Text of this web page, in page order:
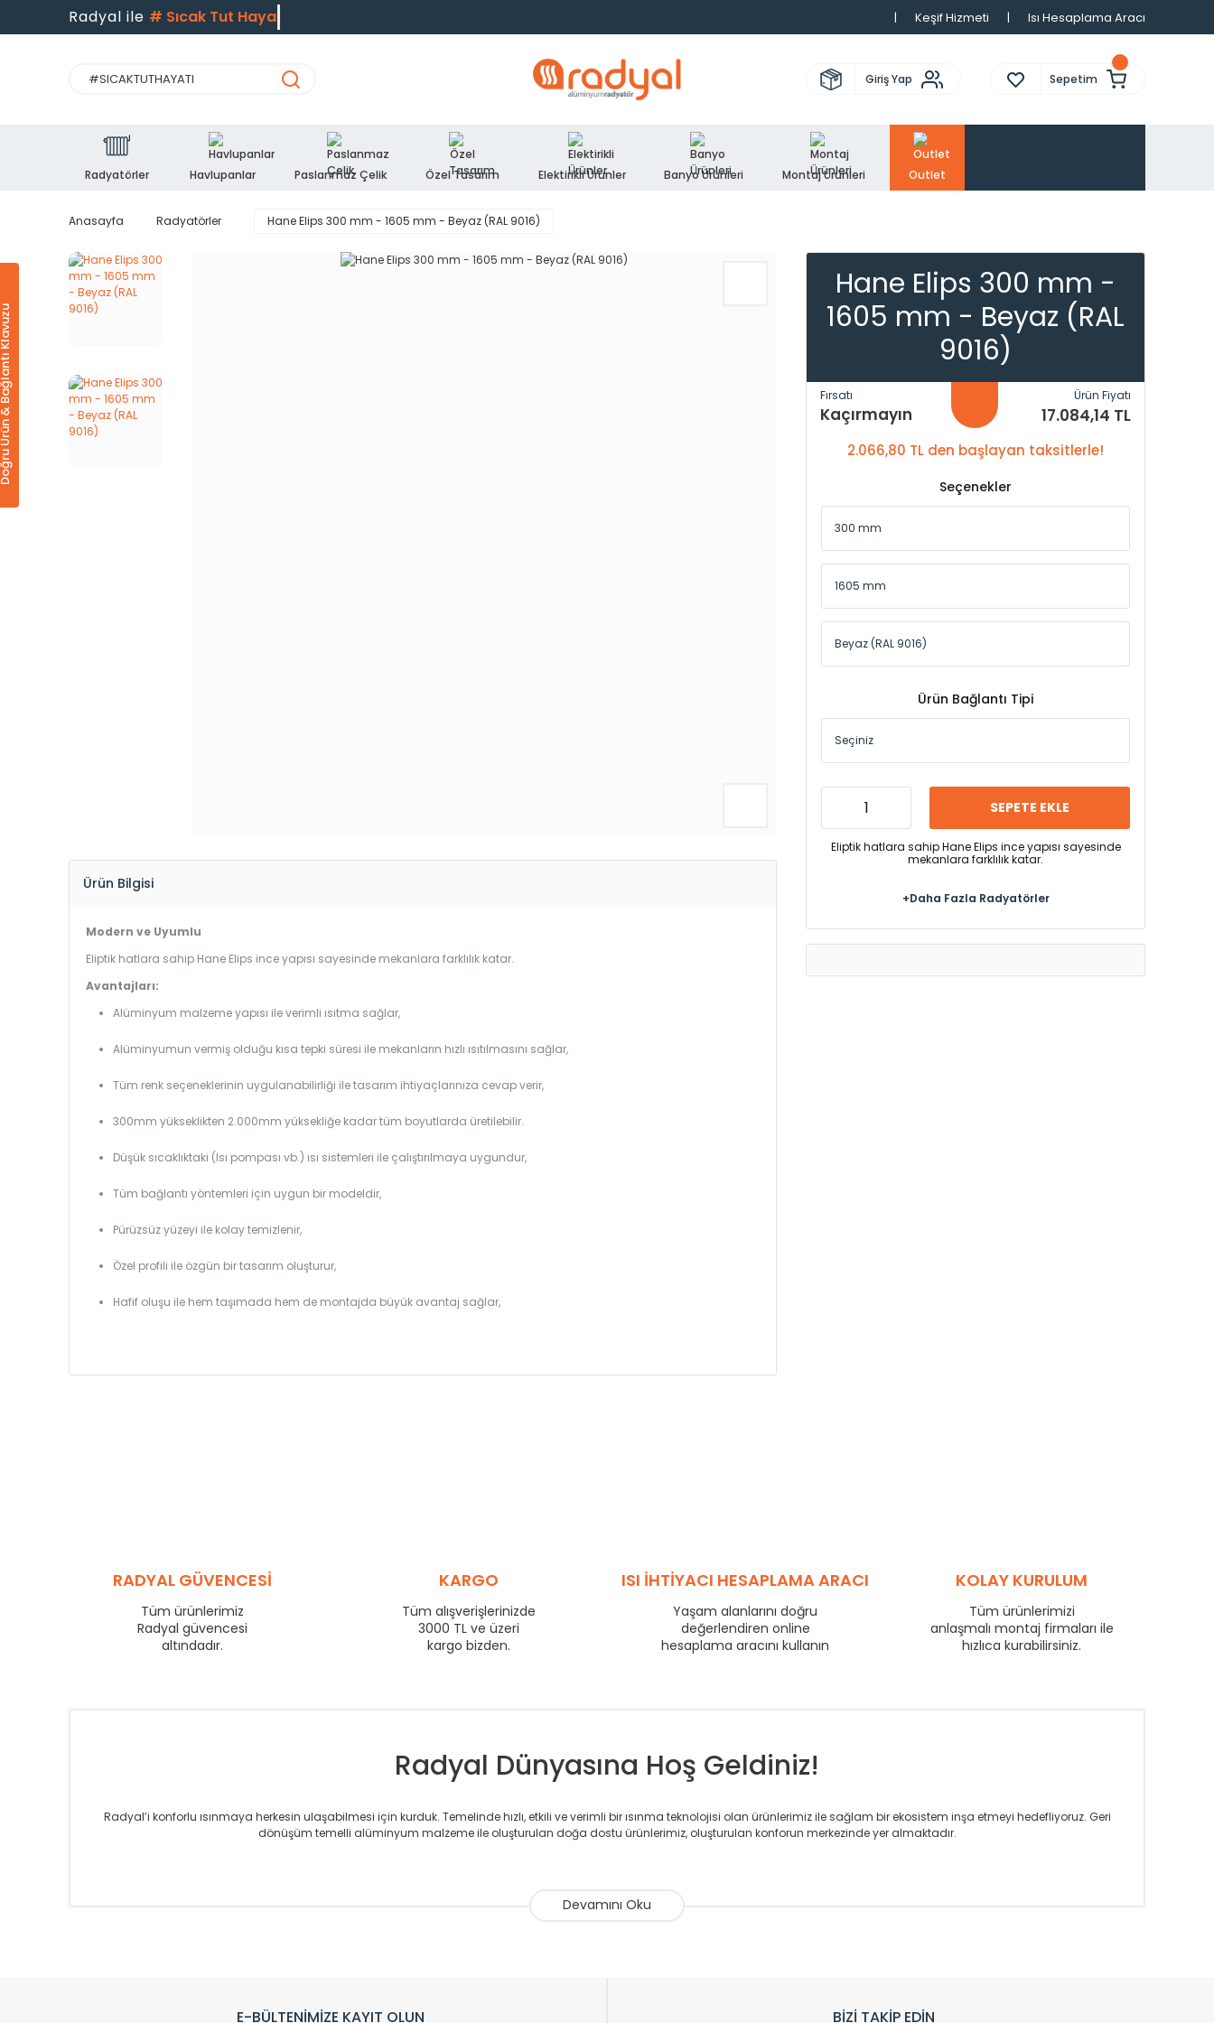
Radyal ile # Sıcak Tut Hayatı | Keşif Hizmeti | Isı Hesaplama Aracı
Giriş Yap Sepetim
Radyatörler Havlupanlar Paslanmaz Çelik Özel Tasarım Elektirikli Ürünler Banyo Ürünleri Montaj Ürünleri Outlet
Klavuzu
Anasayfa Radyatörler Hane Elips 300 mm - 1605 mm - Beyaz (RAL 9016)
Ürün Bilgisi
Modern ve Uyumlu
Eliptik hatlara sahip Hane Elips ince yapısı sayesinde mekanlara farklılık katar.
Avantajları:
Alüminyum malzeme yapısı ile verimli ısıtma sağlar,
Alüminyumun vermiş olduğu kısa tepki süresi ile mekanların hızlı ısıtılmasını sağlar,
Tüm renk seçeneklerinin uygulanabilirliği ile tasarım ihtiyaçlarınıza cevap verir,
300mm yükseklikten 2.000mm yüksekliğe kadar tüm boyutlarda üretilebilir.
Düşük sıcaklıktaki (Isı pompası vb.) ısı sistemleri ile çalıştırılmaya uygundur,
Tüm bağlantı yöntemleri için uygun bir modeldir,
Pürüzsüz yüzeyi ile kolay temizlenir,
Özel profili ile özgün bir tasarım oluşturur,
Hafif oluşu ile hem taşımada hem de montajda büyük avantaj sağlar,
Hane Elips 300 mm -
1605 mm - Beyaz (RAL
9016)
Fırsatı
Kaçırmayın
Ürün Fiyatı
17.084,14 TL
2.066,80 TL den başlayan taksitlerle!
Seçenekler
Ürün Bağlantı Tipi
SEPETE EKLE
Eliptik hatlara sahip Hane Elips ince yapısı sayesinde
mekanlara farklılık katar.
+Daha Fazla Radyatörler
RADYAL GÜVENCESİ
Tüm ürünlerimiz
Radyal güvencesi
altındadır.
KARGO
Tüm alışverişlerinizde
3000 TL ve üzeri
kargo bizden.
ISI İHTİYACI HESAPLAMA ARACI
Yaşam alanlarını doğru
değerlendiren online
hesaplama aracını kullanın
KOLAY KURULUM
Tüm ürünlerimizi
anlaşmalı montaj firmaları ile
hızlıca kurabilirsiniz.
Radyal Dünyasına Hoş Geldiniz!
Radyal’i konforlu ısınmaya herkesin ulaşabilmesi için kurduk. Temelinde hızlı, etkili ve verimli bir ısınma teknolojisi olan ürünlerimiz ile sağlam bir ekosistem inşa etmeyi hedefliyoruz. Geri
dönüşüm temelli alüminyum malzeme ile oluşturulan doğa dostu ürünlerimiz, oluşturulan konforun merkezinde yer almaktadır.
Avrupa’ya yapmakta olduğu ihracat ile de ürünlerinde sadece tasarımın ön planda olmadığını aynı zamanda kalite olarak ta en üst seviyede olduğunu göstermiştir.
Klasik modellerimizin yanında, modern hatları ile de dikkat çeken tasarım radyatörlerimiz veülkemizdeki birçok elite projede tercih edilmekte, mimarların kişiselleştirilmiş çözümlerinde
E-BÜLTENİMİZE KAYIT OLUN BİZİ TAKİP EDİN